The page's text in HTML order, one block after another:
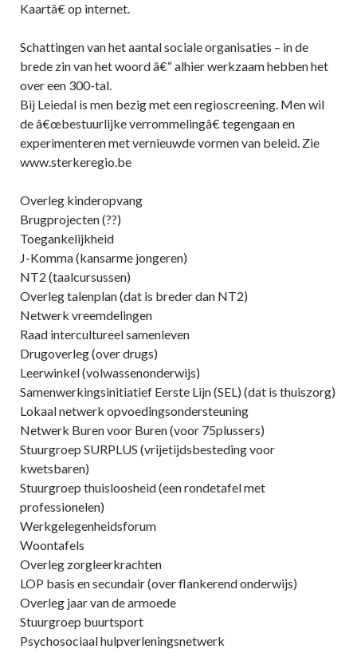
Kaartâ€ op internet.
Schattingen van het aantal sociale organisaties – in de
brede zin van het woord â€“ alhier werkzaam hebben het
over een 300-tal.
Bij Leiedal is men bezig met een regioscreening. Men wil
de â€œbestuurlijke verrommelingâ€ tegengaan en
experimenteren met vernieuwde vormen van beleid. Zie
www.sterkeregio.be
Overleg kinderopvang
Brugprojecten (??)
Toegankelijkheid
J-Komma (kansarme jongeren)
NT2 (taalcursussen)
Overleg talenplan (dat is breder dan NT2)
Netwerk vreemdelingen
Raad intercultureel samenleven
Drugoverleg (over drugs)
Leerwinkel (volwassenonderwijs)
Samenwerkingsinitiatief Eerste Lijn (SEL) (dat is thuiszorg)
Lokaal netwerk opvoedingsondersteuning
Netwerk Buren voor Buren (voor 75plussers)
Stuurgroep SURPLUS (vrijetijdsbesteding voor
kwetsbaren)
Stuurgroep thuisloosheid (een rondetafel met
professionelen)
Werkgelegenheidsforum
Woontafels
Overleg zorgleerkrachten
LOP basis en secundair (over flankerend onderwijs)
Overleg jaar van de armoede
Stuurgroep buurtsport
Psychosociaal hulpverleningsnetwerk